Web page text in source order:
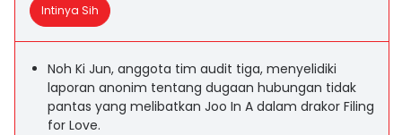
Intinya Sih
Noh Ki Jun, anggota tim audit tiga, menyelidiki
laporan anonim tentang dugaan hubungan tidak
pantas yang melibatkan Joo In A dalam drakor Filing
for Love.